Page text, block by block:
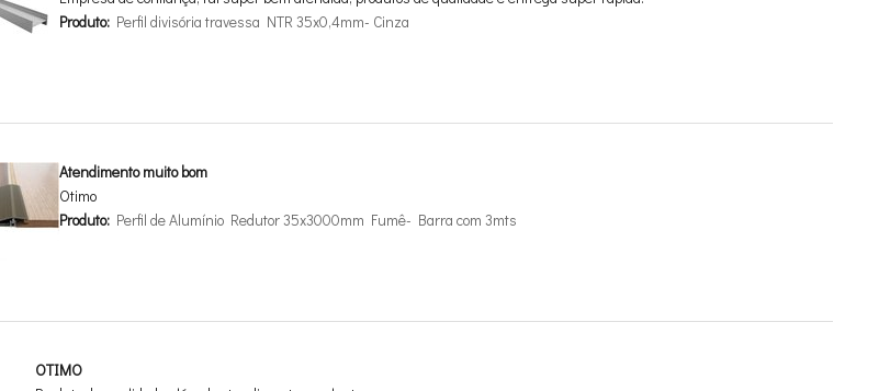
Produto: Perfil divisória travessa NTR 35x0,4mm- Cinza
Atendimento muito bom
Otimo
Produto: Perfil de Alumínio Redutor 35x3000mm Fumê- Barra com 3mts
OTIMO